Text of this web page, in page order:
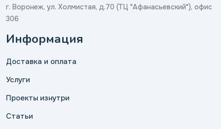
г. Воронеж, ул. Холмистая, д.70 (ТЦ "Афанасьевский"), офис
306
Информация
Доставка и оплата
Услуги
Проекты изнутри
Статьи